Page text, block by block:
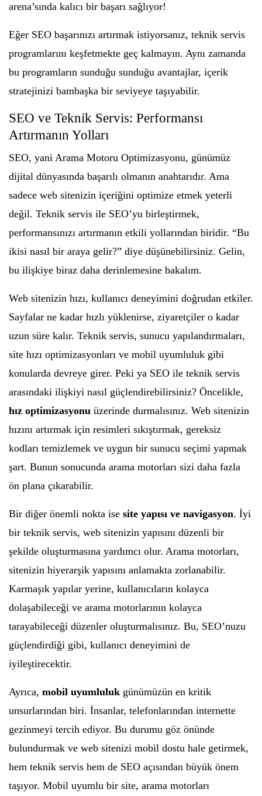
arena’sında kalıcı bir başarı sağlıyor!
Eğer SEO başarınızı artırmak istiyorsanız, teknik servis
programlarını keşfetmekte geç kalmayın. Aynı zamanda
bu programların sunduğu sunduğu avantajlar, içerik
stratejinizi bambaşka bir seviyeye taşıyabilir.
SEO ve Teknik Servis: Performansı
Artırmanın Yolları
SEO, yani Arama Motoru Optimizasyonu, günümüz
dijital dünyasında başarılı olmanın anahtarıdır. Ama
sadece web sitenizin içeriğini optimize etmek yeterli
değil. Teknik servis ile SEO’yu birleştirmek,
performansınızı artırmanın etkili yollarından biridir. “Bu
ikisi nasıl bir araya gelir?” diye düşünebilirsiniz. Gelin,
bu ilişkiye biraz daha derinlemesine bakalım.
Web sitenizin hızı, kullanıcı deneyimini doğrudan etkiler.
Sayfalar ne kadar hızlı yüklenirse, ziyaretçiler o kadar
uzun süre kalır. Teknik servis, sunucu yapılandırmaları,
site hızı optimizasyonları ve mobil uyumluluk gibi
konularda devreye girer. Peki ya SEO ile teknik servis
arasındaki ilişkiyi nasıl güçlendirebilirsiniz? Öncelikle,
hız optimizasyonu üzerinde durmalısınız. Web sitenizin
hızını artırmak için resimleri sıkıştırmak, gereksiz
kodları temizlemek ve uygun bir sunucu seçimi yapmak
şart. Bunun sonucunda arama motorları sizi daha fazla
ön plana çıkarabilir.
Bir diğer önemli nokta ise site yapısı ve navigasyon. İyi
bir teknik servis, web sitenizin yapısını düzenli bir
şekilde oluşturmasına yardımcı olur. Arama motorları,
sitenizin hiyerarşik yapısını anlamakta zorlanabilir.
Karmaşık yapılar yerine, kullanıcıların kolayca
dolaşabileceği ve arama motorlarının kolayca
tarayabileceği düzenler oluşturmalısınız. Bu, SEO’nuzu
güçlendirdiği gibi, kullanıcı deneyimini de
iyileştirecektir.
Ayrıca, mobil uyumluluk günümüzün en kritik
unsurlarından biri. İnsanlar, telefonlarından internette
gezinmeyi tercih ediyor. Bu durumu göz önünde
bulundurmak ve web sitenizi mobil dostu hale getirmek,
hem teknik servis hem de SEO açısından büyük önem
taşıyor. Mobil uyumlu bir site, arama motorları